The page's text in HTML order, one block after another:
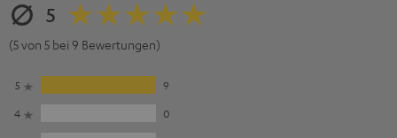
5
(5 von 5 bei 9 Bewertungen)
5
9
4
0